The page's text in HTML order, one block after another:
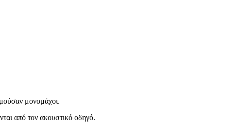
μονομάχοι.
από τον ακουστικό οδηγό.